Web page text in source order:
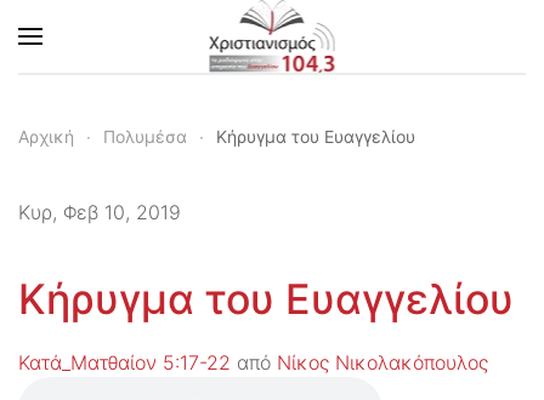
Skip to main content
Αρχική Πολυμέσα Κήρυγμα του Ευαγγελίου
Κυρ, Φεβ 10, 2019
Κήρυγμα του Ευαγγελίου
Κατά_Ματθαίον 5:17-22 από Νίκος Νικολακόπουλος